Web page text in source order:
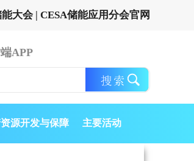
大会 | CESA储能应用分会官网
APP
源开发与保障 主要活动